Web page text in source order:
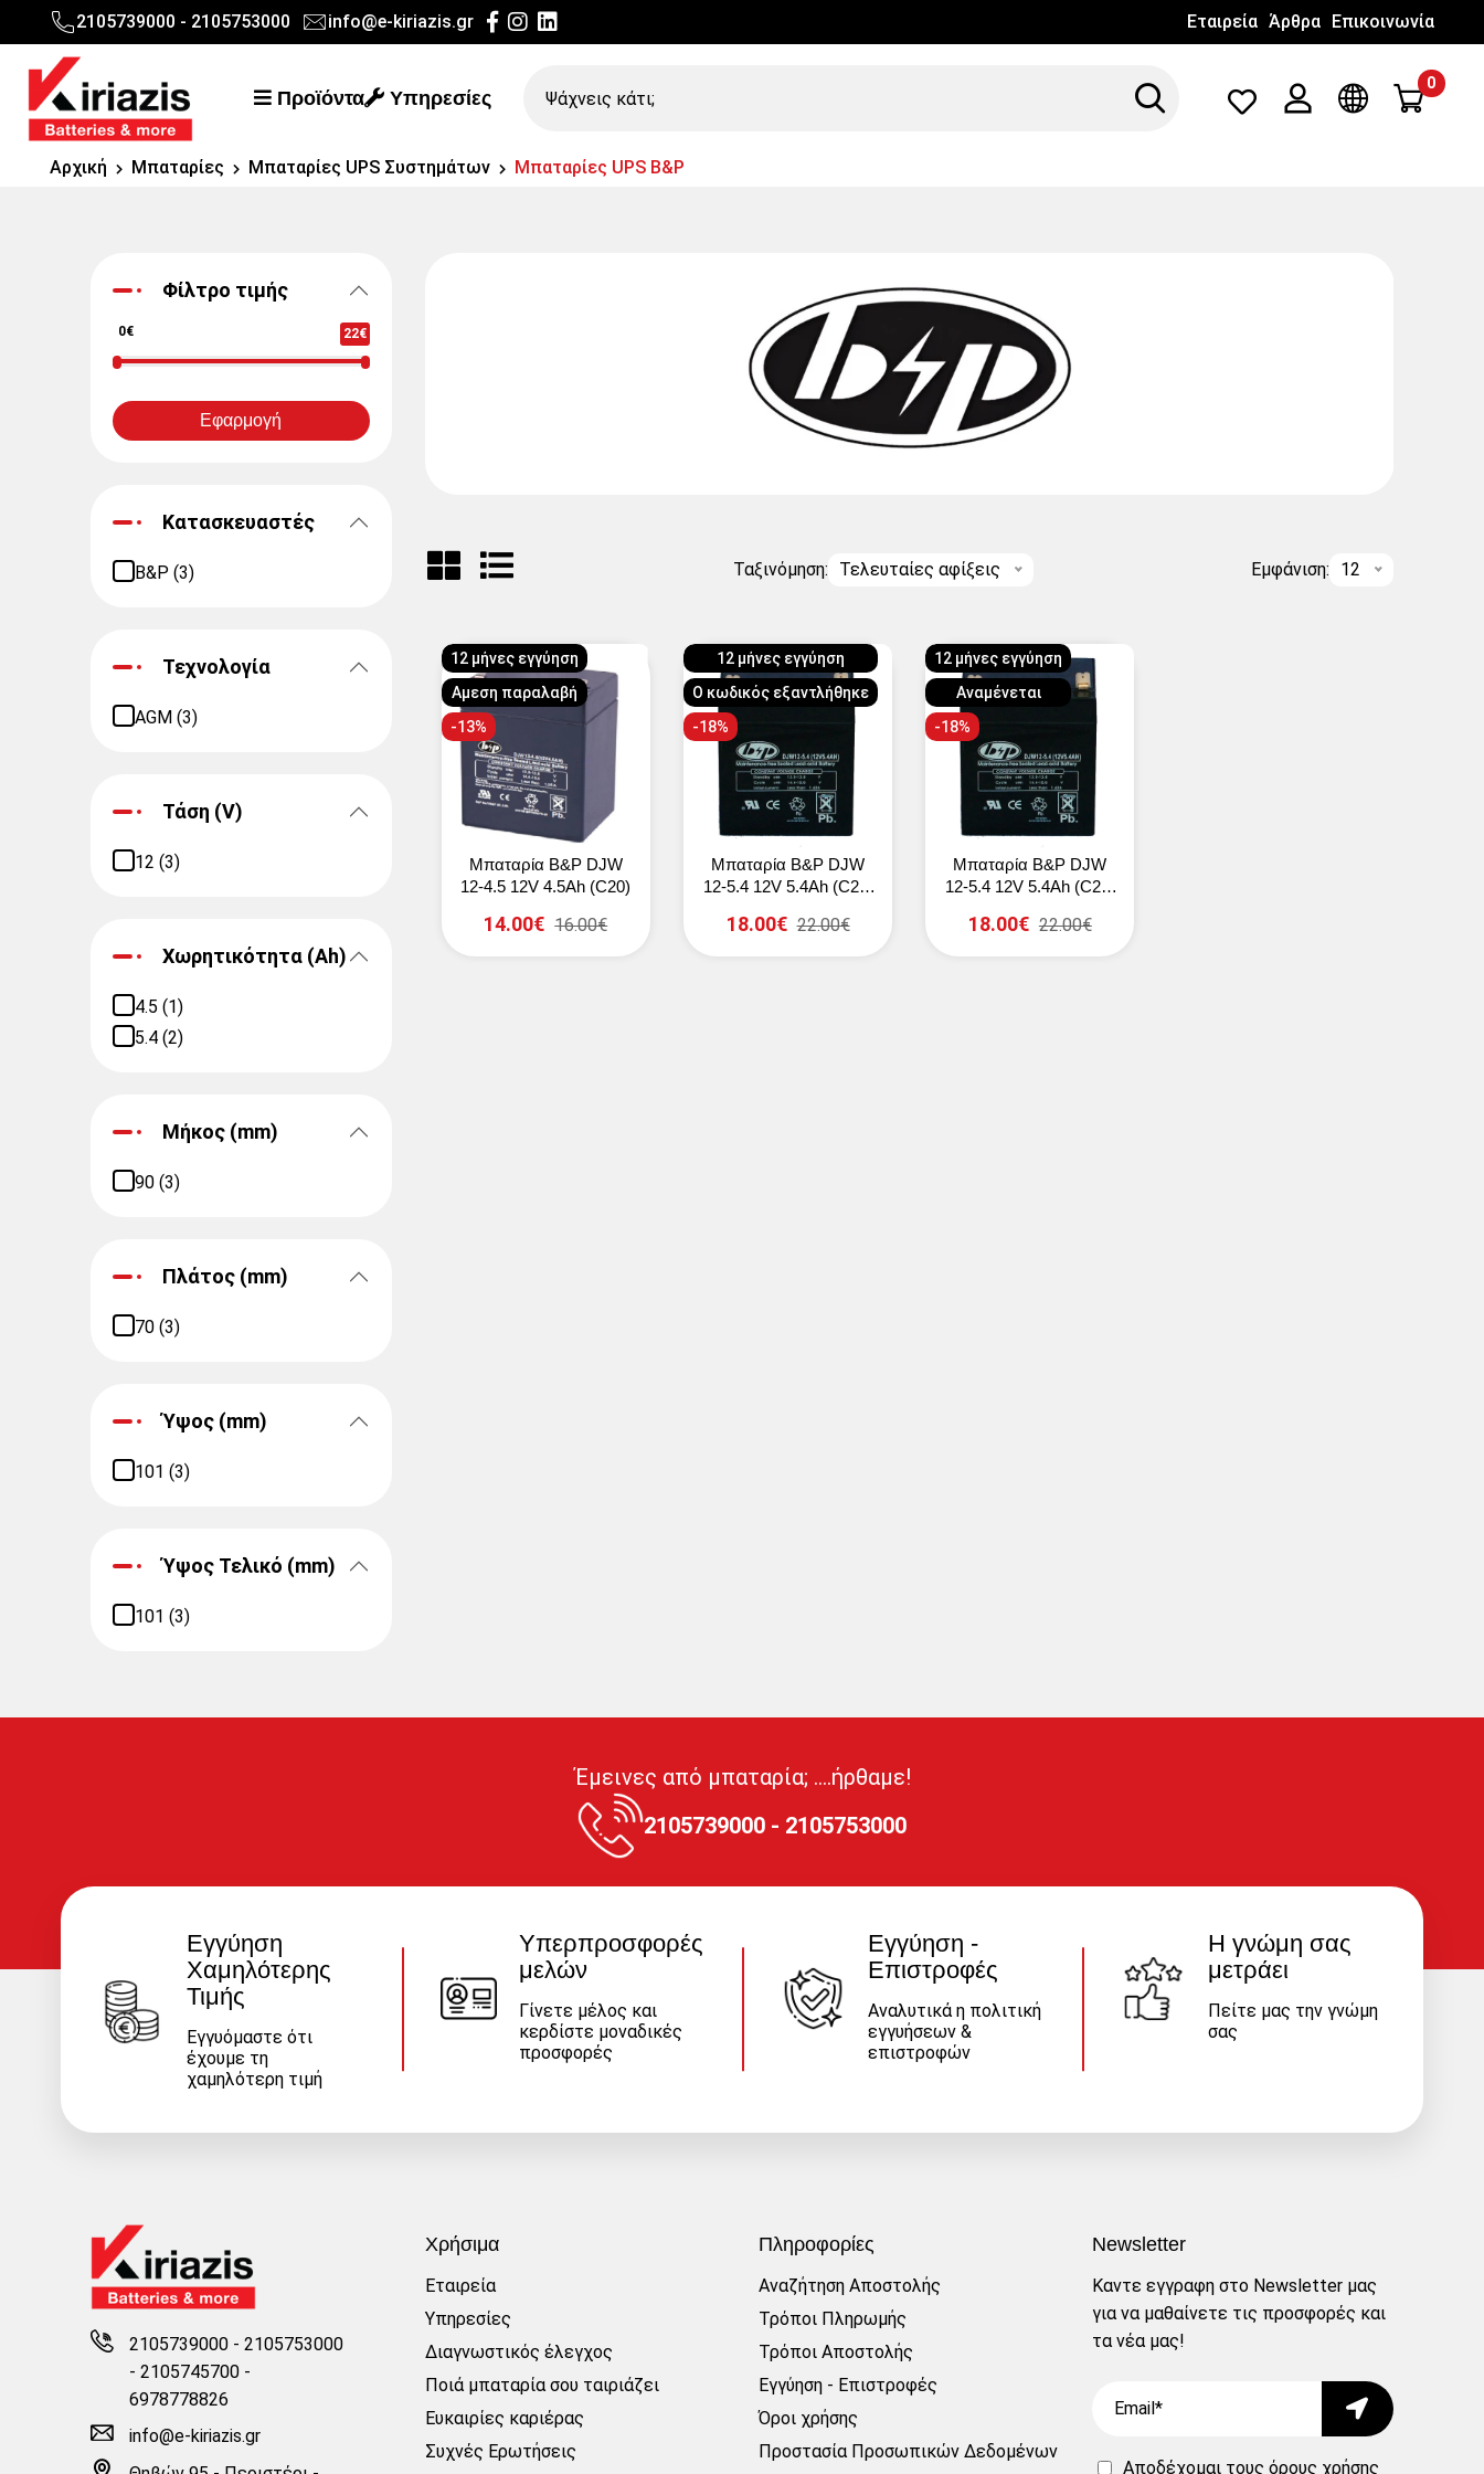
2105739000 - 2105753000 info@e-kiriazis.gr Εταιρεία Άρθρα Επικοινωνία
Προϊόντα Υπηρεσίες
κάτι;
Search Λογαριασμός
Γλώσσα
0
Αρχική Μπαταρίες Μπαταρίες UPS Συστημάτων Μπαταρίες UPS B&P
Φίλτρο τιμής
0€ 22€
Εφαρμογή
Κατασκευαστές
B&P (3)
Τεχνολογία
AGM (3)
Τάση (V)
12 (3)
Χωρητικότητα (Ah)
4.5 (1)
5.4 (2)
Μήκος (mm)
90 (3)
Πλάτος (mm)
70 (3)
Ύψος (mm)
101 (3)
Ύψος Τελικό (mm)
101 (3)
Ταξινόμηση: Τελευταίες αφίξεις Εμφάνιση: 12
12 μήνες εγγύηση
Αμεση παραλαβή
-13%
Μπαταρία B&P DJW
12-4.5 12V 4.5Ah (C20)
14.00€ 16.00€
12 μήνες εγγύηση
Ο κωδικός εξαντλήθηκε
-18%
Μπαταρία B&P DJW
12-5.4 12V 5.4Ah (C20)
18.00€ 22.00€
12 μήνες εγγύηση
Αναμένεται
-18%
Μπαταρία B&P DJW
12-5.4 12V 5.4Ah (C20)
18.00€ 22.00€
Έμεινες από μπαταρία; ....ήρθαμε!
2105739000 - 2105753000
Εγγύηση
Χαμηλότερης
Τιμής
Εγγυόμαστε ότι
έχουμε τη
χαμηλότερη τιμή
Υπερπροσφορές
μελών
Γίνετε μέλος και
κερδίστε μοναδικές
προσφορές
Εγγύηση -
Επιστροφές
Αναλυτικά η πολιτική
εγγυήσεων &
επιστροφών
Η γνώμη σας
μετράει
Πείτε μας την γνώμη
σας
2105739000 - 2105753000
-2105745700 -
6978778826
info@e-kiriazis.gr
Newsletter
Καντε εγγραφη στο Newsletter μας
για να μαθαίνετε τις προσφορές και
τα νέα μας!
Submit
Αποδέχομαι τουςόρους χρήσης
Χρήσιμα
Εταιρεία
Υπηρεσίες
Διαγνωστικός έλεγχος
Ποιά μπαταρία σου ταιριάζει
Ευκαιρίες καριέρας
Συχνές Ερωτήσεις
Πληροφορίες
Αναζήτηση Αποστολής
Τρόποι Πληρωμής
Τρόποι Αποστολής
Εγγύηση - Επιστροφές
Όροι χρήσης
Προστασία Προσωπικών Δεδομένων